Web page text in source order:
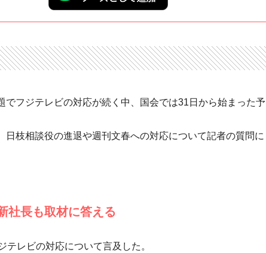
フジテレビの対応が続く中、国会では31日から始まった予
枝相談役の進退や週刊文春への対応について記者の質問に
社長も取材に答える
レビの対応について言及した。